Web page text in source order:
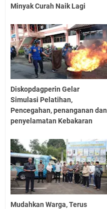
Minyak Curah Naik Lagi
Diskopdagperin Gelar
Simulasi Pelatihan,
Pencegahan, penanganan dan
penyelamatan Kebakaran
Mudahkan Warga, Terus